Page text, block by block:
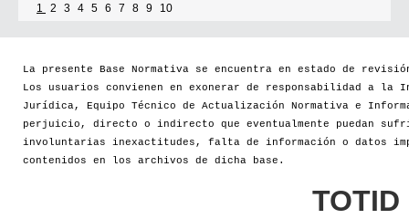
1 2 3 4 5 6 7 8 9 10
La presente Base Normativa se encuentra en estado de
Los usuarios convienen en exonerar de responsabilidad a la
Jurídica, Equipo Técnico de Actualización Normativa e
perjuicio, directo o indirecto que eventualmente puedan
involuntarias inexactitudes, falta de información o datos
contenidos en los archivos de dicha base.
TOTID